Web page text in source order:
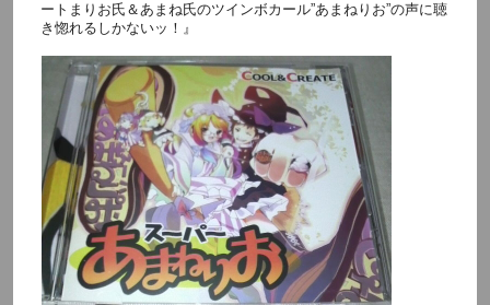
ートまりお氏＆あまね氏のツインボカール”あまねりお”の声に聴
き惚れるしかないッ！』